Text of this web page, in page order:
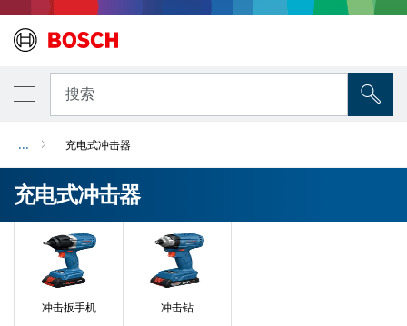
搜索
... 充电式冲击器
充电式冲击器
冲击扳手机 冲击钻